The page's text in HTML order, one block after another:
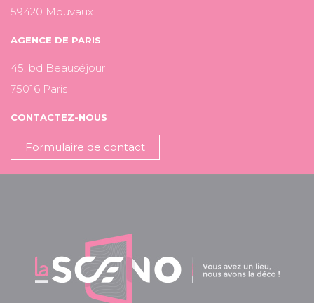
59420 Mouvaux
AGENCE DE PARIS
45, bd Beauséjour
75016 Paris
CONTACTEZ-NOUS
Formulaire de contact